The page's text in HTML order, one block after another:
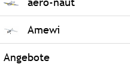
Amewi
Angebote